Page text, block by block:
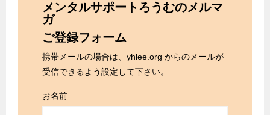
メンタルサポートろうむのメルマ
ガ
ご登録フォーム
携帯メールの場合は、yhlee.org からのメールが
受信できるよう設定して下さい。
お名前